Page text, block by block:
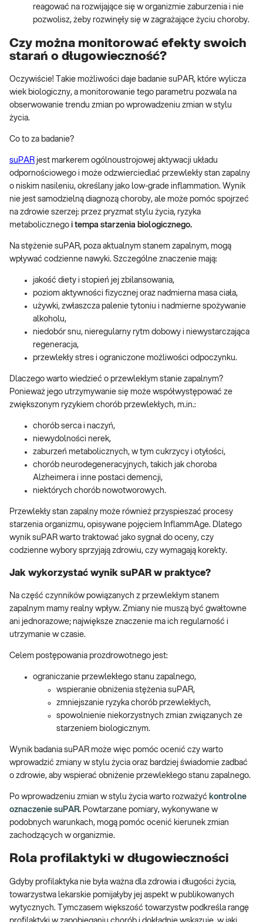
reagować na rozwijające się w organizmie zaburzenia i nie
pozwolisz, żeby rozwinęły się w zagrażające życiu choroby.
Czy można monitorować efekty swoich
starań o długowieczność?
Oczywiście! Takie możliwości daje badanie suPAR, które wylicza
wiek biologiczny, a monitorowanie tego parametru pozwala na
obserwowanie trendu zmian po wprowadzeniu zmian w stylu
życia.
Co to za badanie?
suPAR jest markerem ogólnoustrojowej aktywacji układu
odpornościowego i może odzwierciedlać przewlekły stan zapalny
o niskim nasileniu, określany jako low-grade inflammation. Wynik
nie jest samodzielną diagnozą choroby, ale może pomóc spojrzeć
na zdrowie szerzej: przez pryzmat stylu życia, ryzyka
metabolicznego i tempa starzenia biologicznego.
Na stężenie suPAR, poza aktualnym stanem zapalnym, mogą
wpływać codzienne nawyki. Szczególne znaczenie mają:
jakość diety i stopień jej zbilansowania,
poziom aktywności fizycznej oraz nadmierna masa ciała,
używki, zwłaszcza palenie tytoniu i nadmierne spożywanie
alkoholu,
niedobór snu, nieregularny rytm dobowy i niewystarczająca
regeneracja,
przewlekły stres i ograniczone możliwości odpoczynku.
Dlaczego warto wiedzieć o przewlekłym stanie zapalnym?
Ponieważ jego utrzymywanie się może współwystępować ze
zwiększonym ryzykiem chorób przewlekłych, m.in.:
chorób serca i naczyń,
niewydolności nerek,
zaburzeń metabolicznych, w tym cukrzycy i otyłości,
chorób neurodegeneracyjnych, takich jak choroba
Alzheimera i inne postaci demencji,
niektórych chorób nowotworowych.
Przewlekły stan zapalny może również przyspieszać procesy
starzenia organizmu, opisywane pojęciem InflammAge. Dlatego
wynik suPAR warto traktować jako sygnał do oceny, czy
codzienne wybory sprzyjają zdrowiu, czy wymagają korekty.
Jak wykorzystać wynik suPAR w praktyce?
Na część czynników powiązanych z przewlekłym stanem
zapalnym mamy realny wpływ. Zmiany nie muszą być gwałtowne
ani jednorazowe; największe znaczenie ma ich regularność i
utrzymanie w czasie.
Celem postępowania prozdrowotnego jest:
ograniczanie przewlekłego stanu zapalnego,
wspieranie obniżenia stężenia suPAR,
zmniejszanie ryzyka chorób przewlekłych,
spowolnienie niekorzystnych zmian związanych ze
starzeniem biologicznym.
Wynik badania suPAR może więc pomóc ocenić czy warto
wprowadzić zmiany w stylu życia oraz bardziej świadomie zadbać
o zdrowie, aby wspierać obniżenie przewlekłego stanu zapalnego.
Po wprowadzeniu zmian w stylu życia warto rozważyć kontrolne
oznaczenie suPAR. Powtarzane pomiary, wykonywane w
podobnych warunkach, mogą pomóc ocenić kierunek zmian
zachodzących w organizmie.
Rola profilaktyki w długowieczności
Gdyby profilaktyka nie była ważna dla zdrowia i długości życia,
towarzystwa lekarskie pomijałyby jej aspekt w publikowanych
wytycznych. Tymczasem większość towarzystw podkreśla rangę